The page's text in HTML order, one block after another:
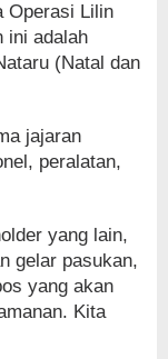
Operasi Lilin
ini adalah
(Natal dan
jajaran
peralatan,
yang lain,
gelar pasukan,
yang akan
Kita